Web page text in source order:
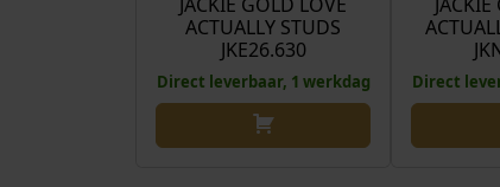
ACTUALLY STUDS
JKE26.630
Direct leverbaar, 1 werkdag Direct